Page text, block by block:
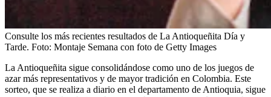
Consulte los más recientes resultados de La Antioqueñita Día y
Tarde. Foto: Montaje Semana con foto de Getty Images
La Antioqueñita sigue consolidándose como uno de los juegos de
azar más representativos y de mayor tradición en Colombia. Este
sorteo, que se realiza a diario en el departamento de Antioquia, sigue